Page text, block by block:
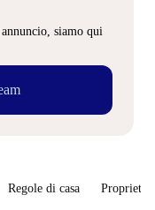
siamo qui
Regole di casa